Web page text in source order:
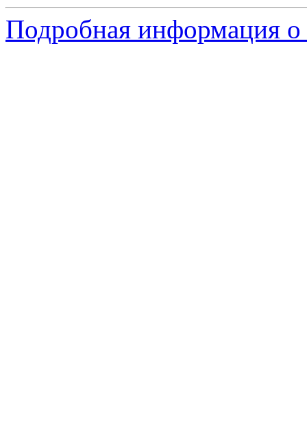
Подробная информация о